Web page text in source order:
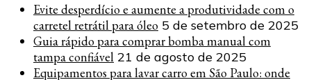
Evite desperdício e aumente a produtividade com o
carretel retrátil para óleo 5 de setembro de 2025
Guia rápido para comprar bomba manual com
tampa confiável 21 de agosto de 2025
Equipamentos para lavar carro em São Paulo: onde